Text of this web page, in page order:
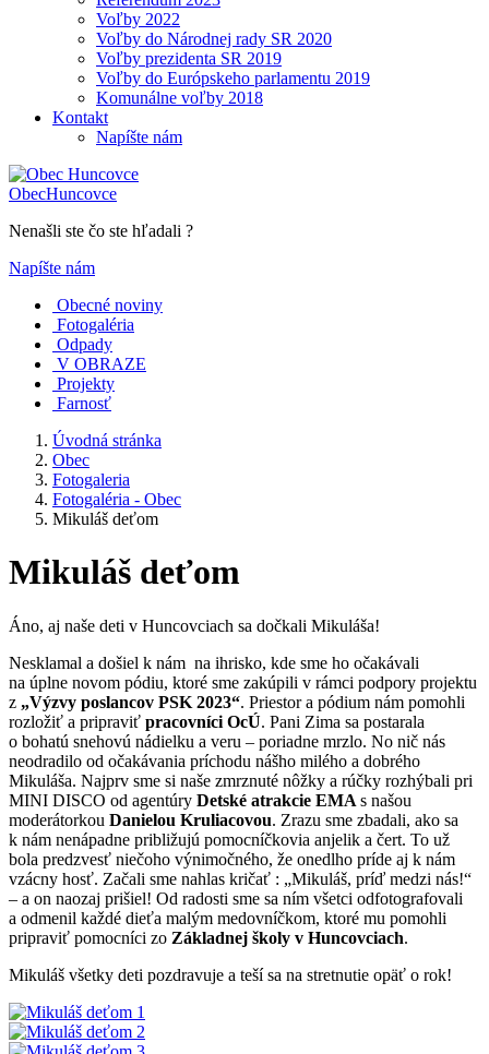
Voľby 2022
Voľby do Národnej rady SR 2020
Voľby prezidenta SR 2019
Voľby do Európskeho parlamentu 2019
Komunálne voľby 2018
Kontakt
Napíšte nám
ObecHuncovce
Nenašli ste čo ste hľadali ?
Napíšte nám
Obecné noviny
Fotogaléria
Odpady
V OBRAZE
Projekty
Farnosť
Úvodná stránka
Obec
Fotogaleria
Fotogaléria - Obec
Mikuláš deťom
Mikuláš deťom
Áno, aj naše deti v Huncovciach sa dočkali Mikuláša!
Nesklamal a došiel k nám na ihrisko, kde sme ho očakávali
na úplne novom pódiu, ktoré sme zakúpili v rámci podpory projektu
z „Výzvy poslancov PSK 2023“. Priestor a pódium nám pomohli
rozložiť a pripraviť pracovníci OcÚ. Pani Zima sa postarala
o bohatú snehovú nádielku a veru – poriadne mrzlo. No nič nás
neodradilo od očakávania príchodu nášho milého a dobrého
Mikuláša. Najprv sme si naše zmrznuté nôžky a rúčky rozhýbali pri
MINI DISCO od agentúry Detské atrakcie EMA s našou
moderátorkou Danielou Kruliacovou. Zrazu sme zbadali, ako sa
k nám nenápadne približujú pomocníčkovia anjelik a čert. To už
bola predzvesť niečoho výnimočného, že onedlho príde aj k nám
vzácny hosť. Začali sme nahlas kričať : „Mikuláš, príď medzi nás!“
– a on naozaj prišiel! Od radosti sme sa ním všetci odfotografovali
a odmenil každé dieťa malým medovníčkom, ktoré mu pomohli
pripraviť pomocníci zo Základnej školy v Huncovciach.
Mikuláš všetky deti pozdravuje a teší sa na stretnutie opäť o rok!